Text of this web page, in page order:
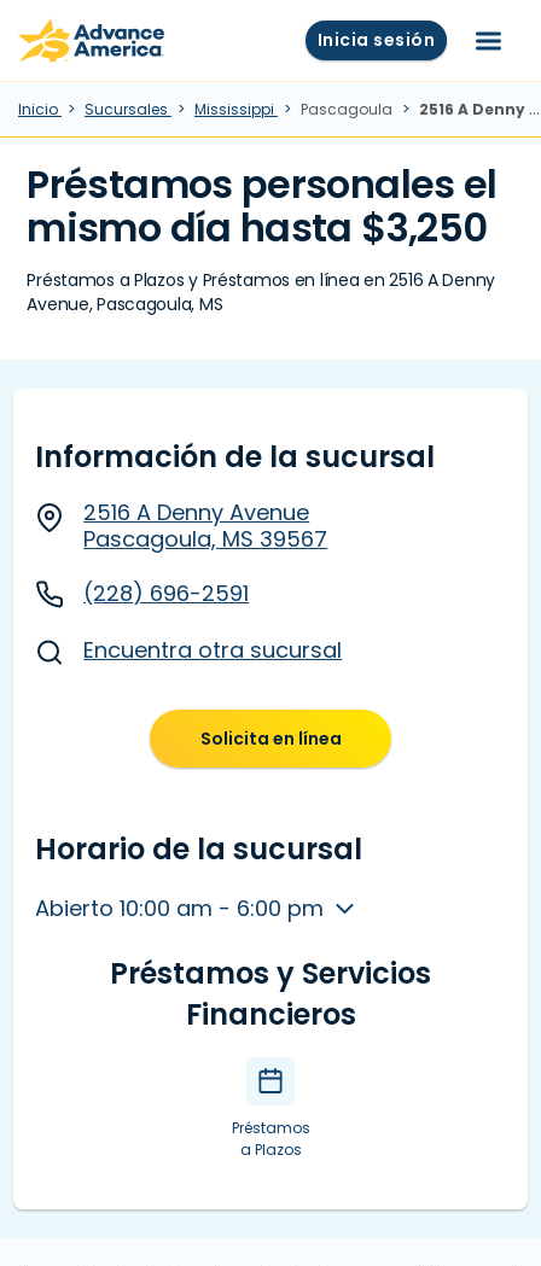
Skip to main content
Advance America home Inicia sesión Menú
Inicio Sucursales Mississippi Pascagoula 2516 A Denny Avenue, Pascagoula, MS
Préstamos personales el
mismo día hasta $3,250
Préstamos a Plazos y Préstamos en línea en 2516 A Denny
Avenue, Pascagoula, MS
Información de la sucursal
2516 A Denny Avenue
Pascagoula, MS 39567
(228) 696-2591
Encuentra otra sucursal
Solicita en línea
Horario de la sucursal
Abierto 10:00 am - 6:00 pm
Préstamos y Servicios
Financieros
Préstamos
a Plazos